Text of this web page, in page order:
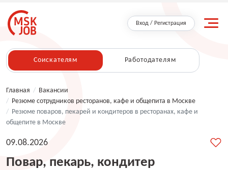
Вход / Регистрация
Соискателям Работодателям
Главная / Вакансии
/ Резюме сотрудников ресторанов, кафе и общепита в Москве
/ Резюме поваров, пекарей и кондитеров в ресторанах, кафе и
общепите в Москве
Повар, пекарь, кондитер
09.08.2026